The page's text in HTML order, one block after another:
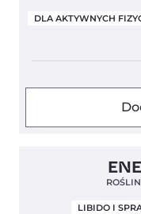
DLA AKTYWNYCH
Nowa
LIBIDO I